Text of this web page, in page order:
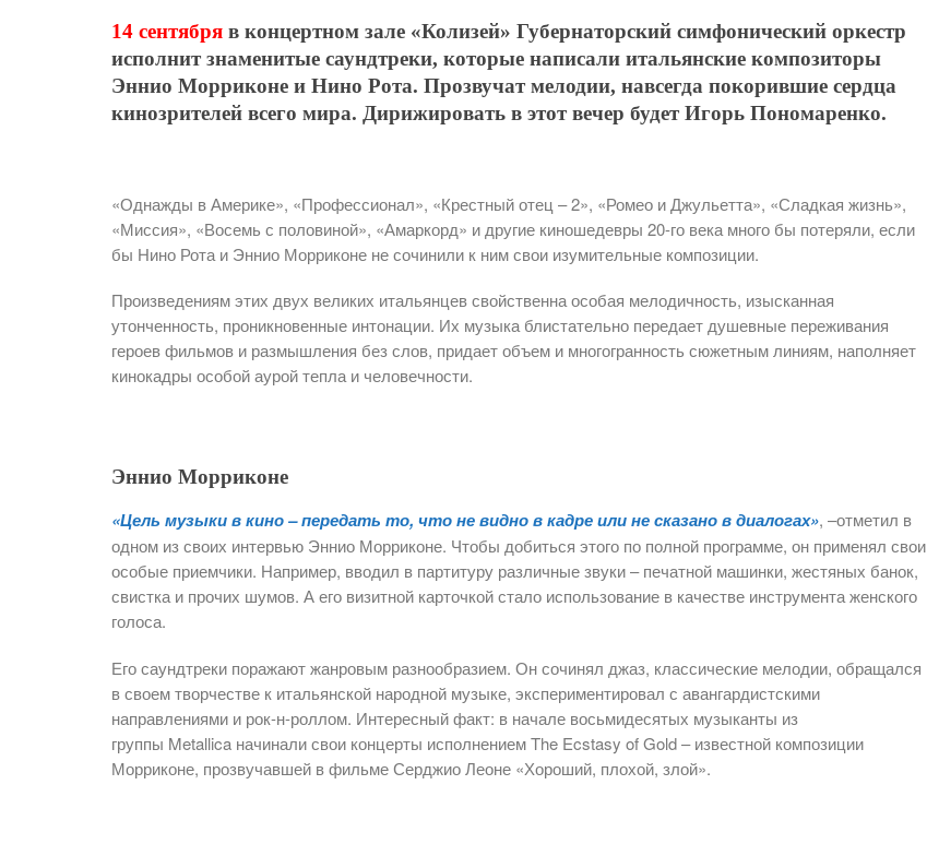
14 сентября в концертном зале «Колизей» Губернаторский симфонический оркестр
исполнит знаменитые саундтреки, которые написали итальянские композиторы
Эннио Морриконе и Нино Рота. Прозвучат мелодии, навсегда покорившие сердца
кинозрителей всего мира. Дирижировать в этот вечер будет Игорь Пономаренко.
«Однажды в Америке», «Профессионал», «Крестный отец – 2», «Ромео и Джульетта», «Сладкая жизнь»,
«Миссия», «Восемь с половиной», «Амаркорд» и другие киношедевры 20-го века много бы потеряли, если
бы Нино Рота и Эннио Морриконе не сочинили к ним свои изумительные композиции.
Произведениям этих двух великих итальянцев свойственна особая мелодичность, изысканная
утонченность, проникновенные интонации. Их музыка блистательно передает душевные переживания
героев фильмов и размышления без слов, придает объем и многогранность сюжетным линиям, наполняет
кинокадры особой аурой тепла и человечности.
Эннио Морриконе
«Цель музыки в кино – передать то, что не видно в кадре или не сказано в диалогах», –отметил в
одном из своих интервью Эннио Морриконе. Чтобы добиться этого по полной программе, он применял свои
особые приемчики. Например, вводил в партитуру различные звуки – печатной машинки, жестяных банок,
свистка и прочих шумов. А его визитной карточкой стало использование в качестве инструмента женского
голоса.
Его саундтреки поражают жанровым разнообразием. Он сочинял джаз, классические мелодии, обращался
в своем творчестве к итальянской народной музыке, экспериментировал с авангардистскими
направлениями и рок-н-роллом. Интересный факт: в начале восьмидесятых музыканты из
группы Metallica начинали свои концерты исполнением The Ecstasy of Gold – известной композиции
Морриконе, прозвучавшей в фильме Серджио Леоне «Хороший, плохой, злой».